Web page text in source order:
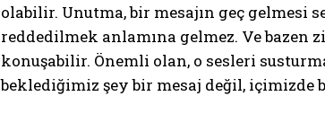
olabilir. Unutma, bir mesajın geç gelmesi
reddedilmek anlamına gelmez. Ve
konuşabilir. Önemli olan, o sesleri
beklediğimiz şey bir mesaj değil, içimizde